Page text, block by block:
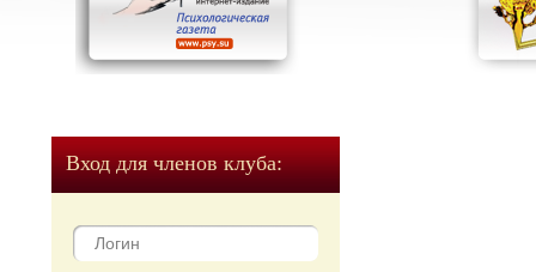
Вход для членов клуба: